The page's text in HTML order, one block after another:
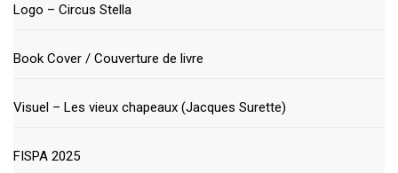
Logo – Circus Stella
Book Cover / Couverture de livre
Visuel – Les vieux chapeaux (Jacques Surette)
FISPA 2025